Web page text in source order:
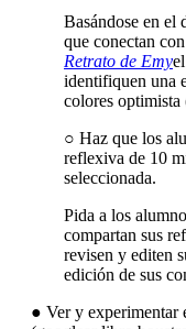
Basándose en el
que conectan
Retrato de Emy
identifiquen una
colores
○ Haz que los
reflexiva de 10
seleccionada.
Pida a los
compartan sus
revisen y editen
edición de sus
● Ver y experimentar